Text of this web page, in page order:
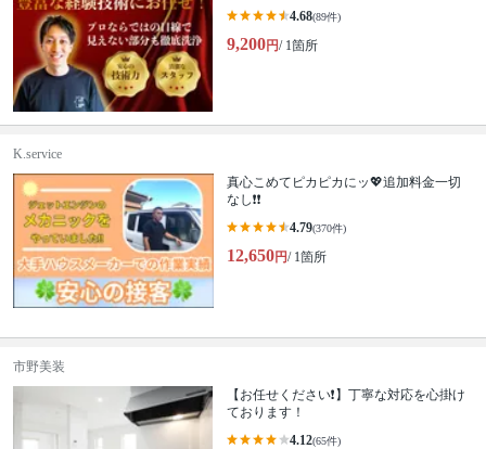
4.68(89件)
9,200円/ 1箇所
K.service
真心こめてピカピカにッ💖追加料金一切
なし❗️❗️
4.79(370件)
12,650円/ 1箇所
市野美装
【お任せください❗️】丁寧な対応を心掛け
ております！
4.12(65件)